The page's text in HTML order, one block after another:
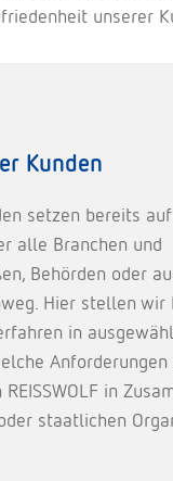
unserer
Kunden
setzen bereits
alle Branchen und
Behörden oder
Hier stellen wir
in
Anforderungen
in
staatlichen